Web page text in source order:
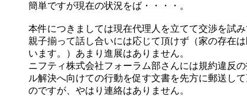
簡単ですが現在の状況をば・・・・。
本件につきましては現在代理人を立てて交渉を試み
親子揃って話し合いには応じて頂けず（家の存在
います。）あまり進展はありません。
ニフティ株式会社フォーラム部さんには規約違反
ル解決へ向けての行動を促す文書を先方に郵送し
のですが、やはり連絡はありません。